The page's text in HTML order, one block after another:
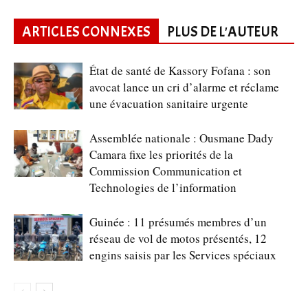
ARTICLES CONNEXES PLUS DE L'AUTEUR
État de santé de Kassory Fofana : son
avocat lance un cri d’alarme et réclame
une évacuation sanitaire urgente
Assemblée nationale : Ousmane Dady
Camara fixe les priorités de la
Commission Communication et
Technologies de l’information
Guinée : 11 présumés membres d’un
réseau de vol de motos présentés, 12
engins saisis par les Services spéciaux